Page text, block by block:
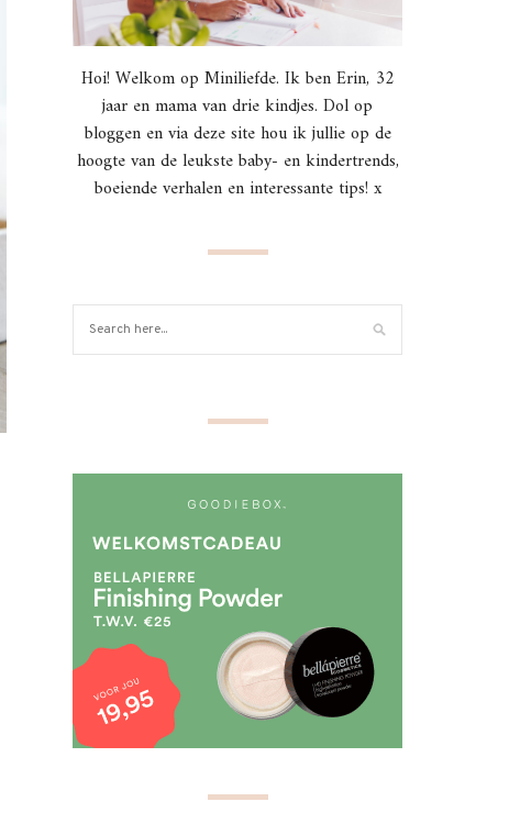
Hoi! Welkom op Miniliefde. Ik ben Erin, 32
jaar en mama van drie kindjes. Dol op
bloggen en via deze site hou ik jullie op de
hoogte van de leukste baby- en kindertrends,
boeiende verhalen en interessante tips! x